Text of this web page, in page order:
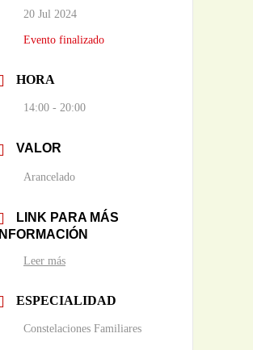
20 Jul 2024
Evento finalizado
HORA
14:00 - 20:00
VALOR
Arancelado
LINK PARA MÁS
INFORMACIÓN
Leer más
ESPECIALIDAD
Constelaciones Familiares